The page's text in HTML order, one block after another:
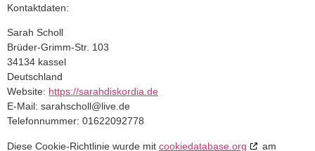
Kontaktdaten:
Sarah Scholl
Brüder-Grimm-Str. 103
34134 kassel
Deutschland
Website: https://sarahdiskordia.de
E-Mail: sarahscholl@live.de
Telefonnummer: 01622092778
Diese Cookie-Richtlinie wurde mit cookiedatabase.org am